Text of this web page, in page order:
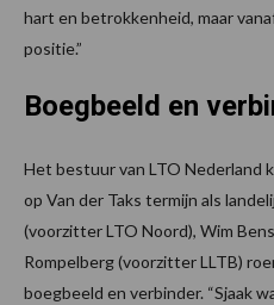
hart en betrokkenheid, maar
positie.”
Boegbeeld en
Het bestuur van LTO Nederland
op Van der Taks termijn als
(voorzitter LTO Noord), Wim
Rompelberg (voorzitter LLTB)
boegbeeld en verbinder. “Sjaak